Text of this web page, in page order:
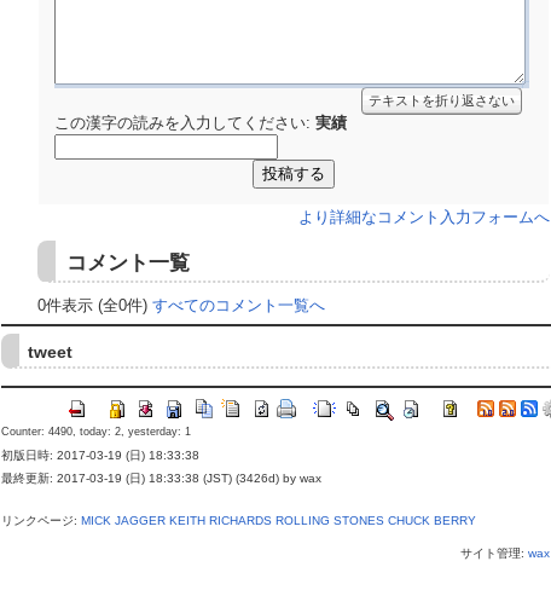
テキストを折り返さない
この漢字の読みを入力してください: 実績
より詳細なコメント入力フォームへ
コメント一覧
0件表示 (全0件) すべてのコメント一覧へ
tweet
Counter: 4490, today: 2, yesterday: 1
初版日時: 2017-03-19 (日) 18:33:38
最終更新: 2017-03-19 (日) 18:33:38 (JST) (3426d) by wax
リンクページ: MICK JAGGER KEITH RICHARDS ROLLING STONES CHUCK BERRY
サイト管理: wax